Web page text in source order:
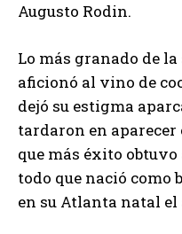
Augusto Rodin.
Lo más granado de
aficionó al vino de
dejó su estigma
tardaron en aparecer
que más éxito
todo que nació como
en su Atlanta natal